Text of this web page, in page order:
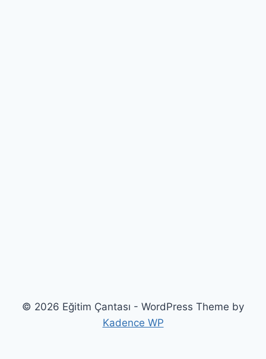
© 2026 Eğitim Çantası - WordPress Theme by
Kadence WP